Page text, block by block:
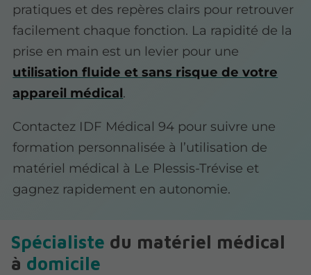
pratiques et des repères clairs pour retrouver
facilement chaque fonction. La rapidité de la
prise en main est un levier pour une
utilisation fluide et sans risque de votre
appareil médical.
Contactez IDF Médical 94 pour suivre une
formation personnalisée à l’utilisation de
matériel médical à Le Plessis-Trévise et
gagnez rapidement en autonomie.
Spécialiste du matériel médical
à domicile